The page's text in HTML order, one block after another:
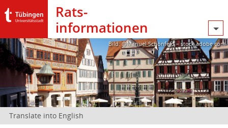
Rats­
informationen
Bild: @Manuel Schönfeld – stock.adobe.com
Translate into English